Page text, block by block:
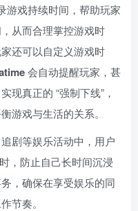
游戏持续时间，帮助玩家
从而合理掌控游戏时
还可以自定义游戏时
会自动提醒玩家，甚
现真正的 “强制下线”，
游戏与生活的关系。
剧等娱乐活动中，用户
，防止自己长时间沉浸
，确保在享受娱乐的同
节奏。